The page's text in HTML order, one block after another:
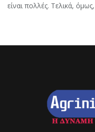
είναι πολλές. Τελικά,